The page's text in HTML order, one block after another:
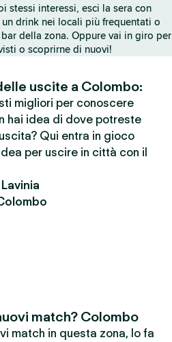
stessi interessi, esci la sera con
drink nei locali più frequentati o
della zona. Oppure vai in giro per
o scoprirne di nuovi!
uscite a Colombo:
migliori per conoscere
hai idea di dove potreste
Qui entra in gioco
per uscire in città con il
match? Colombo
match in questa zona, lo fa